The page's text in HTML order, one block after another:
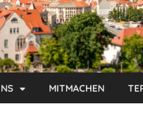
MITMACHEN